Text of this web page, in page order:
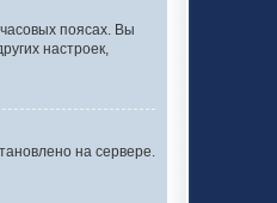
поясах. Вы
настроек,
на сервере.